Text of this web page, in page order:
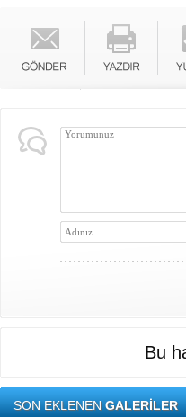
Bu
SON EKLENENGALERİLER